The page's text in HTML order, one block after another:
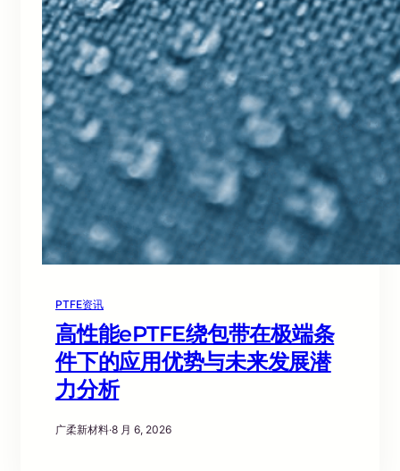
PTFE资讯
高性能ePTFE绕包带在极端条
件下的应用优势与未来发展潜
力分析
广柔新材料·8 月 6, 2026